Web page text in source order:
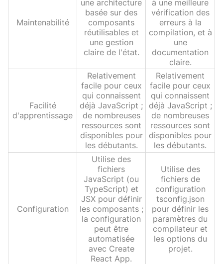
Maintenabilité
une architecture
basée sur des
composants
réutilisables et
une gestion
claire de l'état.
à une meilleure
vérification des
erreurs à la
compilation, et à
une
documentation
claire.
Facilité
d'apprentissage
Relativement
facile pour ceux
qui connaissent
déjà JavaScript ;
de nombreuses
ressources sont
disponibles pour
les débutants.
Relativement
facile pour ceux
qui connaissent
déjà JavaScript ;
de nombreuses
ressources sont
disponibles pour
les débutants.
Configuration
Utilise des
fichiers
JavaScript (ou
TypeScript) et
JSX pour définir
les composants ;
la configuration
peut être
automatisée
avec Create
React App.
Utilise des
fichiers de
configuration
tsconfig.json
pour définir les
paramètres du
compilateur et
les options du
projet.